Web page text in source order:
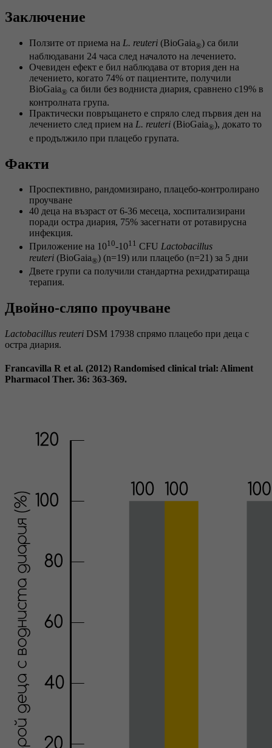
Заключение
Ползите от приема на L. reuteri (BioGaia®) са били
наблюдавани 24 часа след началото на лечението.
Очевиден ефект е бил наблюдава от втория ден на
лечението, когато 74% от пациентите, получили
BioGaia® са били без водниста диария, сравнено с19% в
контролната група.
Практически повръщането е спряло след първия ден на
лечението след прием на L. reuteri (BioGaia®), докато то
е продължило при плацебо групата.
Факти
Проспективно, рандомизирано, плацебо-контролирано
проучване
40 деца на възраст от 6-36 месеца, хоспитализирани
поради остра диария, 75% засегнати от ротавирусна
инфекция.
Приложение на 1010-1011 CFU Lactobacillus
reuteri (BioGaia®) (n=19) или плацебо (n=21) за 5 дни
Двете групи са получили стандартна рехидратираща
терапия.
Двойно-сляпо проучване
Lactobacillus reuteri DSM 17938 спрямо плацебо при деца с
остра диария.
Francavilla R et al. (2012) Randomised clinical trial: Aliment
Pharmacol Ther. 36: 363-369.